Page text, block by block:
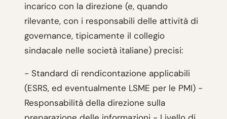
incarico con la direzione (e, quando
rilevante, con i responsabili delle attività di
governance, tipicamente il collegio
sindacale nelle società italiane) precisi:
- Standard di rendicontazione applicabili
(ESRS, ed eventualmente LSME per le PMI) -
Responsabilità della direzione sulla